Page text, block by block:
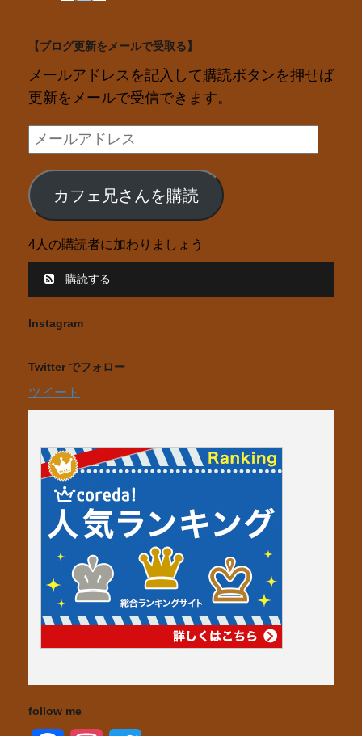
【ブログ更新をメールで受取る】
メールアドレスを記入して購読ボタンを押せば
更新をメールで受信できます。
メ
ー
ル
ア
レ
カフェ兄さんを購読
4人の購読者に加わりましょう
購読する
Instagram
Twitter でフォロー
ツイート
follow me